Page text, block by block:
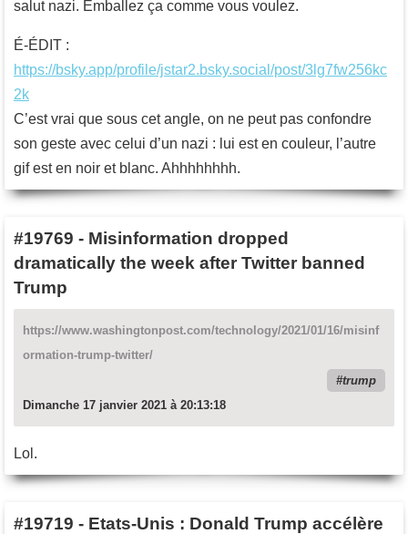
salut nazi. Emballez ça comme vous voulez.
É-ÉDIT :
https://bsky.app/profile/jstar2.bsky.social/post/3lg7fw256kc
2k
C’est vrai que sous cet angle, on ne peut pas confondre
son geste avec celui d’un nazi : lui est en couleur, l’autre
gif est en noir et blanc. Ahhhhhhhh.
#19769 - Misinformation dropped
dramatically the week after Twitter banned
Trump
https://www.washingtonpost.com/technology/2021/01/16/misinf
ormation-trump-twitter/
trump
Dimanche 17 janvier 2021 à 20:13:18
Lol.
#19719 - Etats-Unis : Donald Trump accélère